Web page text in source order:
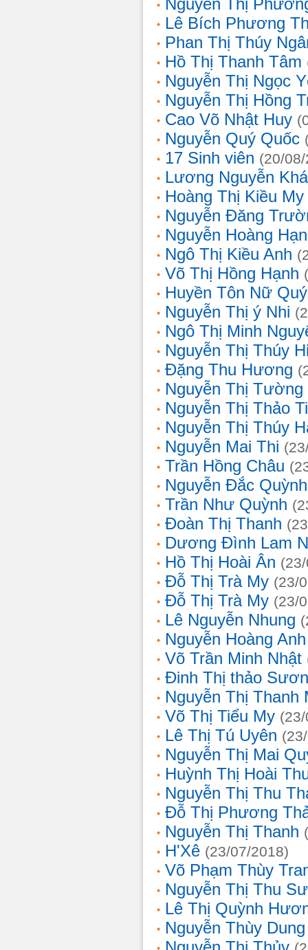
Nguyễn Thị
Lê Bích Phương
Phan Thị Thúy
Hồ Thị Thanh Tâm
Nguyễn Thị Ngọc
Nguyễn Thị Hồng
Cao Võ Nhật Huy
Nguyễn Quý Quốc
17 Sinh viên (20/
Lương Nguyễn
Hoàng Thị Kiều My
Nguyễn Đăng
Nguyễn Hoàng
Ngô Thị Kiều Anh
Võ Thị Hồng Hạnh
Huyền Tôn Nữ
Nguyễn Thị ý Nhi
Ngô Thị Minh
Nguyễn Thị Thúy
Đặng Thu Hương
Nguyễn Thị Tường
Nguyễn Thị Thảo
Nguyễn Thị Thúy
Nguyễn Mai Thi
Trần Hồng Châu
Nguyễn Đắc
Trần Như Quỳnh
Đoàn Thị Thanh
Dương Đình Lam
Hồ Thị Hoài Ân
Đỗ Thị Trà My (23/
Đỗ Thị Trà My (23/
Lê Nguyễn Nhung
Nguyễn Hoàng Anh
Võ Trần Minh Nhật
Đinh Thị thảo
Nguyễn Thị Thanh
Võ Thị Tiểu My
Lê Thị Tú Uyên
Nguyễn Thị Mai
Huỳnh Thị Hoài
Nguyễn Thị Thu
Đỗ Thị Phương
Nguyễn Thị Thanh
H'Xê (23/07/2018)
Võ Phạm Thùy
Nguyễn Thị Thu
Lê Thị Quỳnh
Nguyễn Thùy Dung